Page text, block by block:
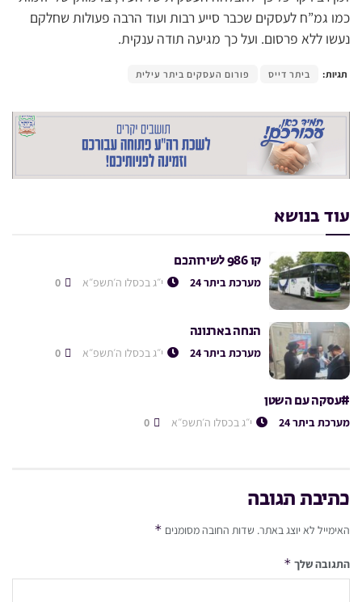
כמו גמ”ח לעסקים שכבר סייע רבות ועוד הרבה פעולות שחלקם
נעשו ללא פרסום. ועל כך מגיעה תודה ענקית.
תגיות: ביתר דייס פורום העסקים ביתר עילית
עוד בנושא
קו 986 לשירותכם
מערכת ביתר 24 י״ג בכסלו ה׳תשפ״א
הנחה בארנונה
מערכת ביתר 24 י״ג בכסלו ה׳תשפ״א
#עסקה עם השטן
מערכת ביתר 24 י״ג בכסלו ה׳תשפ״א
כתיבת תגובה
האימייל לא יוצג באתר. שדות החובה מסומנים *
התגובה שלך *